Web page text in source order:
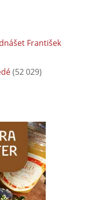
František
(52 029)